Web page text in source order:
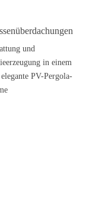
und
in einem
PV-Pergola-